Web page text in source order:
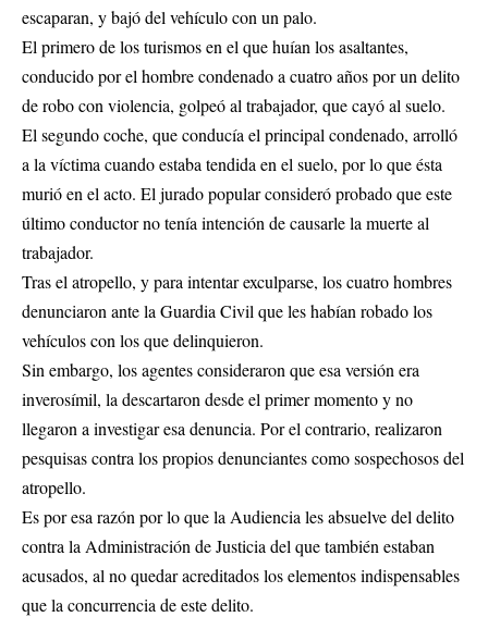
escaparan, y bajó del vehículo con un palo.
El primero de los turismos en el que huían los asaltantes,
conducido por el hombre condenado a cuatro años por un delito
de robo con violencia, golpeó al trabajador, que cayó al suelo.
El segundo coche, que conducía el principal condenado, arrolló
a la víctima cuando estaba tendida en el suelo, por lo que ésta
murió en el acto. El jurado popular consideró probado que este
último conductor no tenía intención de causarle la muerte al
trabajador.
Tras el atropello, y para intentar exculparse, los cuatro hombres
denunciaron ante la Guardia Civil que les habían robado los
vehículos con los que delinquieron.
Sin embargo, los agentes consideraron que esa versión era
inverosímil, la descartaron desde el primer momento y no
llegaron a investigar esa denuncia. Por el contrario, realizaron
pesquisas contra los propios denunciantes como sospechosos del
atropello.
Es por esa razón por lo que la Audiencia les absuelve del delito
contra la Administración de Justicia del que también estaban
acusados, al no quedar acreditados los elementos indispensables
que la concurrencia de este delito.